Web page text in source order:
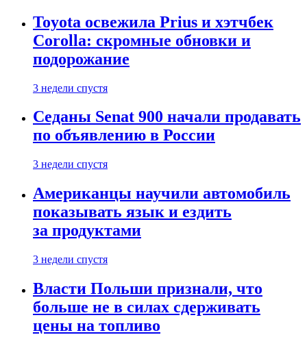
Toyota освежила Prius и хэтчбек
Corolla: скромные обновки и
подорожание
3 недели спустя
Седаны Senat 900 начали продавать
по объявлению в России
3 недели спустя
Американцы научили автомобиль
показывать язык и ездить
за продуктами
3 недели спустя
Власти Польши признали, что
больше не в силах сдерживать
цены на топливо